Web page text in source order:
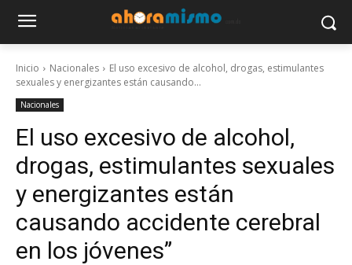
Inicio Nacionales
El uso excesivo de alcohol, drogas, estimulantes
sexuales y energizantes están causando...
Nacionales
El uso excesivo de alcohol,
drogas, estimulantes sexuales
y energizantes están
causando accidente cerebral
en los jóvenes”